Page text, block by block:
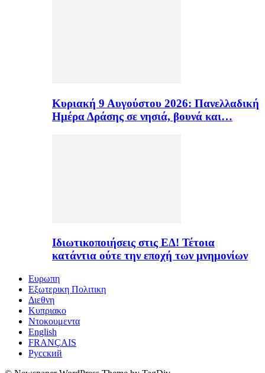
Κυριακή 9 Αυγούστου 2026: Πανελλαδική
Ημέρα Δράσης σε νησιά, βουνά και…
Ιδιωτικοποιήσεις στις ΕΔ! Τέτοια
κατάντια ούτε την εποχή των μνημονίων
Ευρωπη
Εξωτερικη Πολιτικη
Διεθνη
Κυπριακο
Ντοκουμεντα
English
FRANÇAIS
Русский